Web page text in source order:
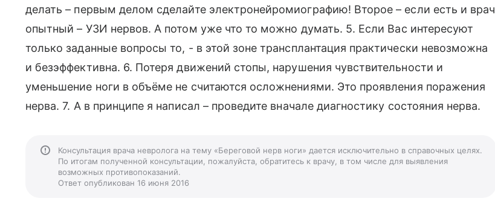
делать – первым делом сделайте электронейромиографию! Второе – если есть и врач
опытный – УЗИ нервов. А потом уже что то можно думать. 5. Если Вас интересуют
только заданные вопросы то, - в этой зоне трансплантация практически невозможна
и безэффективна. 6. Потеря движений стопы, нарушения чувствительности и
уменьшение ноги в объёме не считаются осложнениями. Это проявления поражения
нерва. 7. А в принципе я написал – проведите вначале диагностику состояния нерва.
Консультация врача невролога на тему «Береговой нерв ноги» дается исключительно в справочных целях.
По итогам полученной консультации, пожалуйста, обратитесь к врачу, в том числе для выявления
возможных противопоказаний.
Ответ опубликован 16 июня 2016